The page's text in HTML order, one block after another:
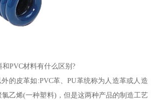
PVC材料有什么区别?
的皮革如:PVC革、PU革统称为人造革或人造
氯乙烯(一种塑料)，但是这两种产品的制造工艺